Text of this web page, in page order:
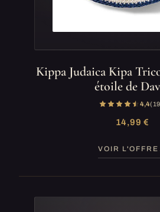
Kippa Judaica Kipa
étoile de
4,4
14,99 €
VOIR L'OFFRE